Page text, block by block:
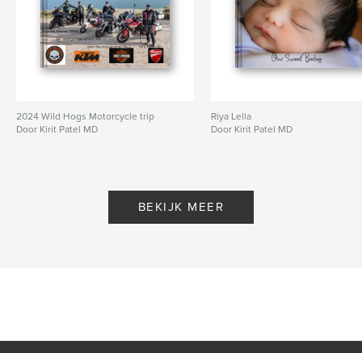
2024 Wild Hogs Motorcycle trip
Door Kirit Patel MD
Riya Lella
Door Kirit Patel MD
BEKIJK MEER